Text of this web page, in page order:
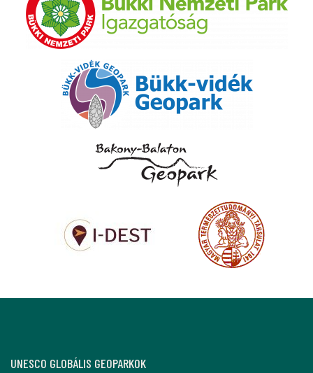
UNESCO GLOBÁLIS GEOPARKOK